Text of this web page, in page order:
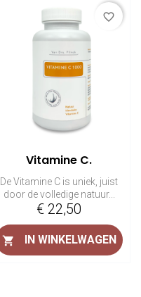
Vitamine C.
De Vitamine C is uniek, juist
door de volledige natuur...
Prijs
€ 22,50
 IN WINKELWAGEN
favorite_border